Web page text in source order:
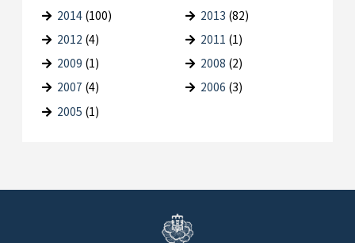
2014 (100) 2013 (82)
2012 (4) 2011 (1)
2009 (1) 2008 (2)
2007 (4) 2006 (3)
2005 (1)